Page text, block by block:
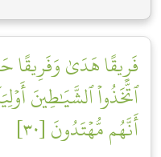
فَرِيقًا هَدَىٰ وَفَرِيقًا
ٱتَّخَذُواْ ٱلشَّيَٰطِينَ
أَنَّهُم مُّهۡتَدُونَ [٣٠]